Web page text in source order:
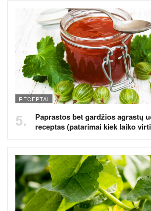
RECEPTAI
Paprastos bet gardžios agrastų
receptas (patarimai kiek laiko